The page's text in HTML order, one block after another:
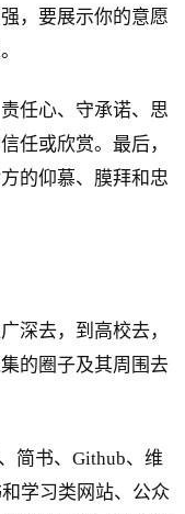
，要展示你的意愿
任心、守承诺、思
任或欣赏。最后，
的仰慕、膜拜和忠
深去，到高校去，
的圈子及其周围去
简书、Github、维
学习类网站、公众